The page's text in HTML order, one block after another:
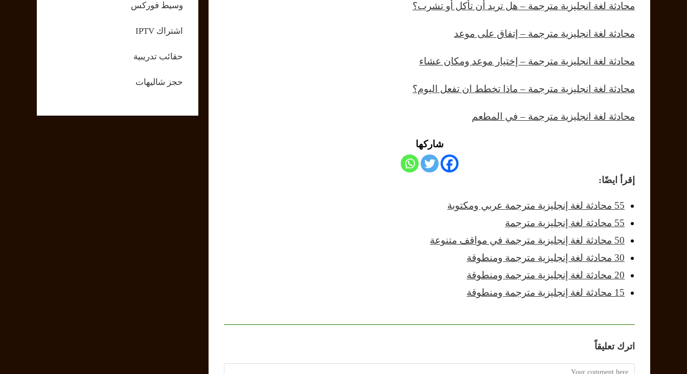
محادثة لغة انجليزية مترجمة – هل تريد أن تأكل أو تشرب؟
محادثة لغة انجليزية مترجمة – إتفاق على موعد
محادثة لغة انجليزية مترجمة – إختيار موعد ومكان عشاء
محادثة لغة انجليزية مترجمة – ماذا تخطط ان تفعل اليوم؟
محادثة لغة انجليزية مترجمة – في المطعم
شاركها
إقرأ ايضًا:
55 محادثة لغة إنجليزية مترجمة عربي ومكتوبة
55 محادثة لغة إنجليزية مترجمة
50 محادثة لغة إنجليزية مترجمة في مواقف متنوعة
30 محادثة لغة إنجليزية مترجمة ومنطوقة
20 محادثة لغة إنجليزية مترجمة ومنطوقة
15 محادثة لغة إنجليزية مترجمة ومنطوقة
اترك تعليقاً
Comment
وسيط فوركس
اشتراك IPTV
حقائب تدريبية
حجز شاليهات